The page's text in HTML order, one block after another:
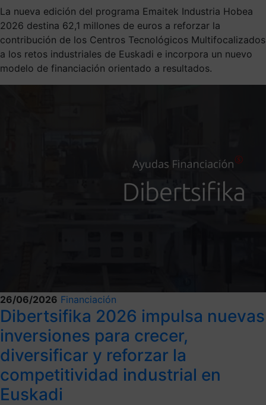
La nueva edición del programa Emaitek Industria Hobea
2026 destina 62,1 millones de euros a reforzar la
contribución de los Centros Tecnológicos Multifocalizados
a los retos industriales de Euskadi e incorpora un nuevo
modelo de financiación orientado a resultados.
26/06/2026 Financiación
Dibertsifika 2026 impulsa nuevas
inversiones para crecer,
diversificar y reforzar la
competitividad industrial en
Euskadi